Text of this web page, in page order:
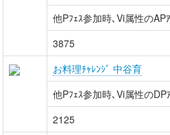
他Pﾌｪｽ参加時､Vi属性のAP
3875
お料理ﾁｬﾚﾝｼﾞ 中谷育
他Pﾌｪｽ参加時､Vi属性のDP
2125